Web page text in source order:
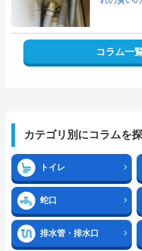
コラム一
カテゴリ別にコラムを
トイレ
蛇口
排水管・排水口